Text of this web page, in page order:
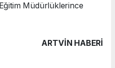
Müdürlüklerince
ARTVIN HABERİ